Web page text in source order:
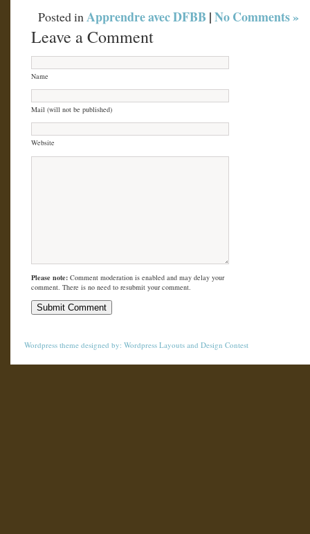
Posted inApprendre avec DFBB |No Comments »
Leave a Comment
Name
Mail (will not be published)
Website
Please note: Comment moderation is enabled and may delay your
comment. There is no need to resubmit your comment.
Wordpress theme designed by: Wordpress Layouts and Design Contest